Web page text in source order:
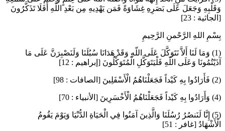
وَقَلْبِهِ وَجَعَلَ عَلَى بَصَرِهِ غِشَاوَةً فَمَن يَهْدِيهِ مِن بَعْدِ اللَّهِ أَفَلَا تَذَكَّرُونَ
[الجاثية : 23]
بِسْمِ اللهِ الرَّحْمنِ الرَّحِيمِ
(1) وَمَا لَنَا أَلاَّ نَتَوَكَّلَ عَلَى اللّهِ وَقَدْ هَدَانَا سُبُلَنَا وَلَنَصْبِرَنَّ عَلَى مَا
آذَيْتُمُونَا وَعَلَى اللّهِ فَلْيَتَوَكَّلِ الْمُتَوَكِّلُونَ [إبراهيم : 12]
(2) فَأَرَادُوا بِهِ كَيْداً فَجَعَلْنَاهُمُ الْأَسْفَلِينَ [الصافات : 98]
(4) وَأَرَادُوا بِهِ كَيْداً فَجَعَلْنَاهُمُ الْأَخْسَرِينَ [الأنبياء : 70]
(5) إِنَّا لَنَنصُرُ رُسُلَنَا وَالَّذِينَ آمَنُوا فِي الْحَيَاةِ الدُّنْيَا وَيَوْمَ يَقُومُ
الْأَشْهَادُ [غافر : 51]